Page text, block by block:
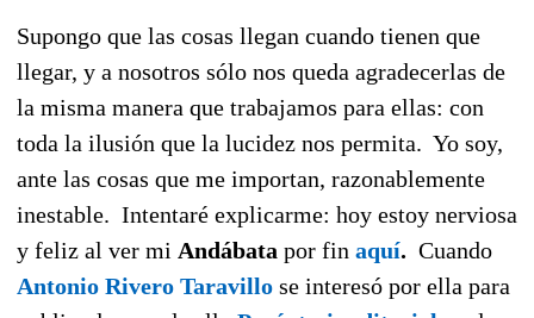
Supongo que las cosas llegan cuando tienen que
llegar, y a nosotros sólo nos queda agradecerlas de
la misma manera que trabajamos para ellas: con
toda la ilusión que la lucidez nos permita. Yo soy,
ante las cosas que me importan, razonablemente
inestable. Intentaré explicarme: hoy estoy nerviosa
y feliz al ver mi Andábata por fin aquí. Cuando
Antonio Rivero Taravillo se interesó por ella para